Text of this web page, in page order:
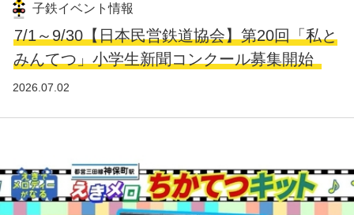
子鉄イベント情報
7/1～9/30【日本民営鉄道協会】第20回「私と
みんてつ」小学生新聞コンクール募集開始
2026.07.02